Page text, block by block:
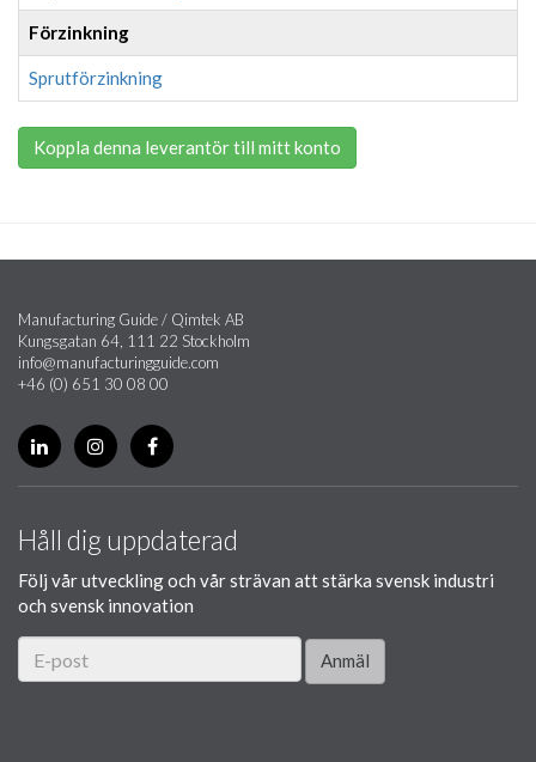
Förzinkning
Sprutförzinkning
Koppla denna leverantör till mitt konto
Manufacturing Guide / Qimtek AB
Kungsgatan 64, 111 22 Stockholm
info@manufacturingguide.com
+46 (0) 651 30 08 00
Håll dig uppdaterad
Följ vår utveckling och vår strävan att stärka svensk industri
och svensk innovation
Anmäl